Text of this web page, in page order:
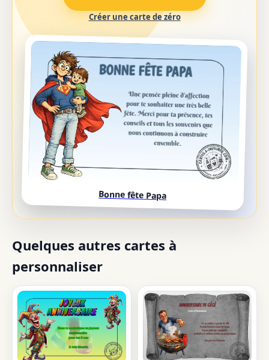
Créer une carte de zéro
Bonne fête Papa
Quelques autres cartes à
personnaliser